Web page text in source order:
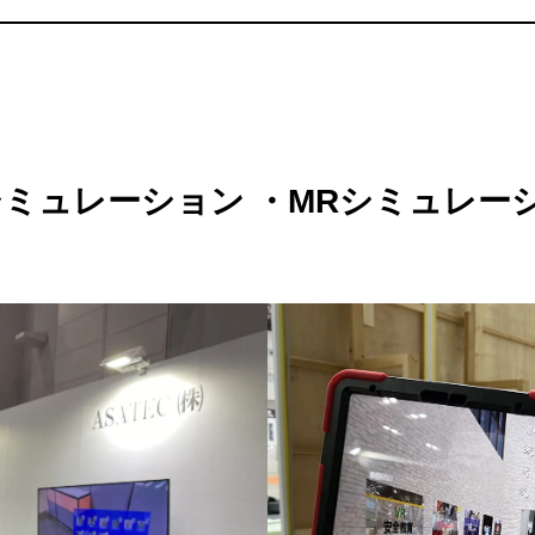
ュレーション ・MRシミュレー